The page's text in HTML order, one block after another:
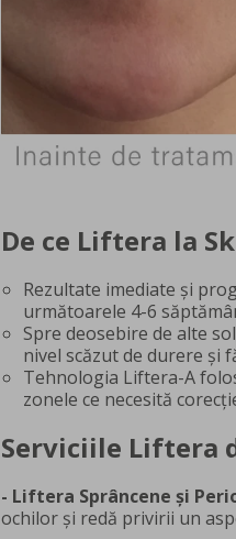
De ce Liftera la
Rezultate imediate și
următoarele 4-6
Spre deosebire de alte
nivel scăzut de durere și
Tehnologia Liftera-A
zonele ce necesită
Serviciile Liftera
- Liftera Sprâncene și
ochilor și redă privirii un